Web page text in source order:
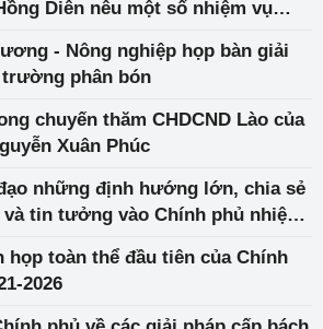
Diên nêu một số nhiệm vụ
- Nông nghiệp họp bàn giải
phân bón
chuyến thăm CHDCND Lào của
Xuân Phúc
những định hướng lớn, chia sẻ
và tin tưởng vào Chính phủ nhiệm
họp toàn thể đầu tiên của Chính
2026